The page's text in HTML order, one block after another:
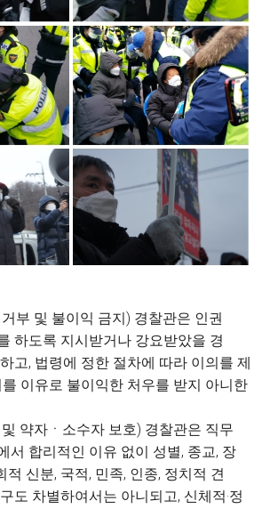
부 및 불이익 금지) 경찰관은 인권
하도록 지시받거나 강요받았을 경
고, 법령에 정한 절차에 따라 이의를 제
이유로 불이익한 처우를 받지 아니한
약자ㆍ소수자 보호) 경찰관은 직무
서 합리적인 이유 없이 성별, 종교, 장
적 신분, 국적, 민족, 인종, 정치적 견
도 차별하여서는 아니되고, 신체적·정